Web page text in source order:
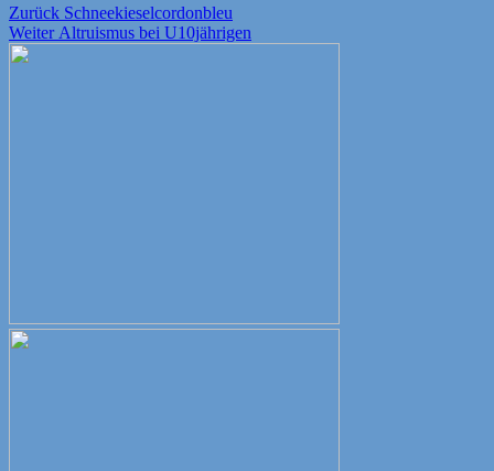
Beitragsnavigation
Zurück Vorheriger
Beitrag:
Schneekieselcordonbleu
Weiter Nächster
Altruismus bei U10jährigen